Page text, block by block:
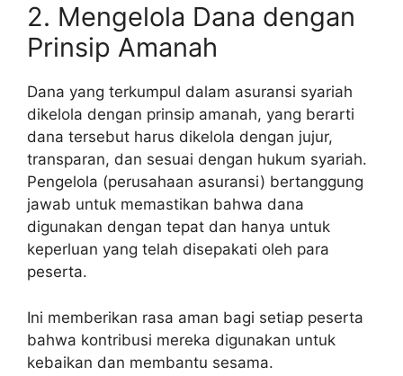
2. Mengelola Dana dengan
Prinsip Amanah
Dana yang terkumpul dalam asuransi syariah
dikelola dengan prinsip amanah, yang berarti
dana tersebut harus dikelola dengan jujur,
transparan, dan sesuai dengan hukum syariah.
Pengelola (perusahaan asuransi) bertanggung
jawab untuk memastikan bahwa dana
digunakan dengan tepat dan hanya untuk
keperluan yang telah disepakati oleh para
peserta.
Ini memberikan rasa aman bagi setiap peserta
bahwa kontribusi mereka digunakan untuk
kebaikan dan membantu sesama.